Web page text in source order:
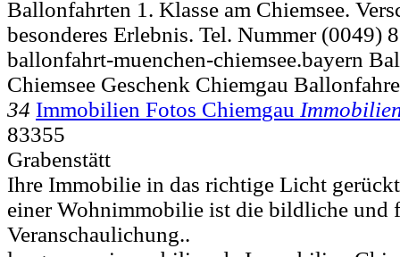
Ballonfahrten 1. Klasse am Chiemsee.
besonderes Erlebnis. Tel. Nummer (0049)
ballonfahrt-muenchen-chiemsee.bayern
Chiemsee Geschenk Chiemgau
34 Immobilien Fotos Chiemgau
83355
Grabenstätt
Ihre Immobilie in das richtige Licht
einer Wohnimmobilie ist die bildliche und
Veranschaulichung..